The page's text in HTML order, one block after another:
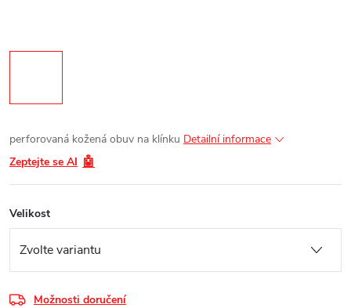
perforovaná kožená obuv na klínku Detailní informace
Zeptejte se AI 🤖
Velikost
Možnosti doručení